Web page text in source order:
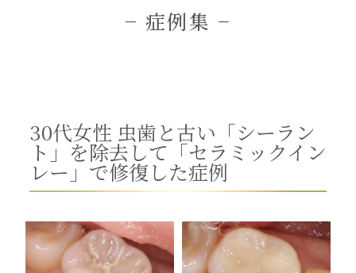
− 症例集 −
30代女性 虫歯と古い「シーラン
ト」を除去して「セラミックイン
レー」で修復した症例